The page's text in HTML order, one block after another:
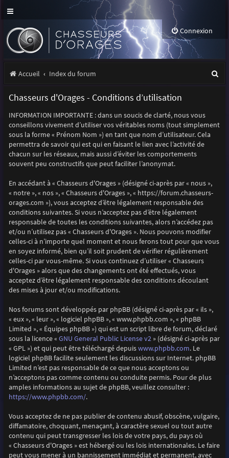
Connexion
Accueil Index du forum
Chasseurs d'Orages - Conditions d’utilisation
INFORMATION IMPORTANTE : dans un soucis de clarté, nous vous
conseillons vivement d’utiliser vos véritables noms (tout simplement
sous la forme « Prénom Nom ») en tant que nom d’utilisateur. Cela
permettra de savoir qui est qui en faisant le lien avec l’activité de
chacun sur les réseaux, mais aussi d’éviter les comportements
souvent peu constructifs que peut faciliter l’anonymat.
En accédant à « Chasseurs d'Orages » (désigné ci-après par « nous »,
« notre », « nos », « Chasseurs d'Orages », « https://forum.chasseurs-
orages.com »), vous acceptez d’être légalement responsable des
conditions suivantes. Si vous n’acceptez pas d’être légalement
responsable de toutes les conditions suivantes, alors n’accédez pas
et/ou n’utilisez pas « Chasseurs d'Orages ». Nous pouvons modifier
celles-ci à n’importe quel moment et nous ferons tout pour que vous
en soyez informé, bien qu’il soit prudent de vérifier régulièrement
celles-ci par vous-même. Si vous continuez d’utiliser « Chasseurs
d'Orages » alors que des changements ont été effectués, vous
acceptez d’être légalement responsable des conditions découlant
des mises à jour et/ou modifications.
Nos forums sont développés par phpBB (désigné ci-après par « ils »,
« eux », « leur », « logiciel phpBB », « www.phpbb.com », « phpBB
Limited », « Équipes phpBB ») qui est un script libre de forum, déclaré
sous la licence « GNU General Public License v2» (désigné ci-après par
« GPL ») et qui peut être téléchargé depuiswww.phpbb.com. Le
logiciel phpBB facilite seulement les discussions sur Internet. phpBB
Limited n’est pas responsable de ce que nous acceptons ou
n’acceptons pas comme contenu ou conduite permis. Pour de plus
amples informations au sujet de phpBB, veuillez consulter :
https://www.phpbb.com/.
Vous acceptez de ne pas publier de contenu abusif, obscène, vulgaire,
diffamatoire, choquant, menaçant, à caractère sexuel ou tout autre
contenu qui peut transgresser les lois de votre pays, du pays où
« Chasseurs d'Orages » est hébergé ou les lois internationales. Le faire
peut vous mener à un bannissement immédiat et permanent, avec